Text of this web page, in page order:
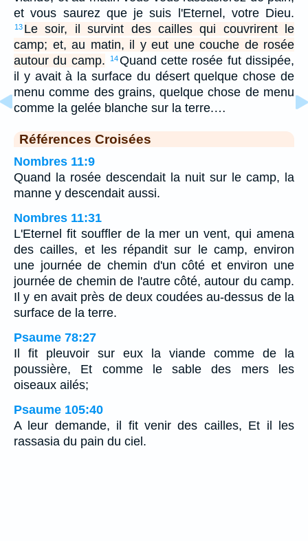
et vous saurez que je suis l'Eternel, votre Dieu.
13 Le soir, il survint des cailles qui couvrirent le
camp; et, au matin, il y eut une couche de rosée
autour du camp.
14Quand cette rosée fut dissipée,
il y avait à la surface du désert quelque chose de
menu comme des grains, quelque chose de menu
comme la gelée blanche sur la terre.…
Références Croisées
Nombres 11:9
Quand la rosée descendait la nuit sur le camp, la
manne y descendait aussi.
Nombres 11:31
L'Eternel fit souffler de la mer un vent, qui amena
des cailles, et les répandit sur le camp, environ
une journée de chemin d'un côté et environ une
journée de chemin de l'autre côté, autour du camp.
Il y en avait près de deux coudées au-dessus de la
surface de la terre.
Psaume 78:27
Il fit pleuvoir sur eux la viande comme de la
poussière, Et comme le sable des mers les
oiseaux ailés;
Psaume 105:40
A leur demande, il fit venir des cailles, Et il les
rassasia du pain du ciel.